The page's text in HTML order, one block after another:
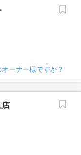
ーナー様ですか？
店